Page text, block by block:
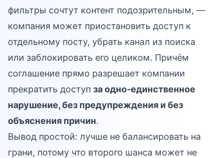
фильтры сочтут контент подозрительным, —
компания может приостановить доступ к
отдельному посту, убрать канал из поиска
или заблокировать его целиком. Причём
соглашение прямо разрешает компании
прекратить доступ за одно-единственное
нарушение, без предупреждения и без
объяснения причин.
Вывод простой: лучше не балансировать на
грани, потому что второго шанса может не